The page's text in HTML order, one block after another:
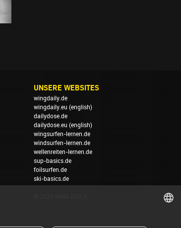
UNSERE WEBSITES
wingdaily.de
wingdaily.eu (english)
dailydose.de
dailydose.eu (english)
wingsurfen-lernen.de
windsurfen-lernen.de
wellenreiten-lernen.de
sup-basics.de
foilsurfen.de
ski-basics.de